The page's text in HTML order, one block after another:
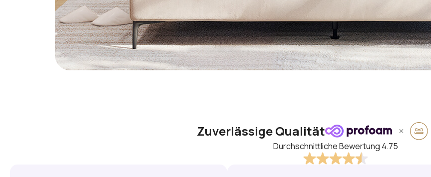
Zuverlässige Qualität
Durchschnittliche Bewertung 4.75